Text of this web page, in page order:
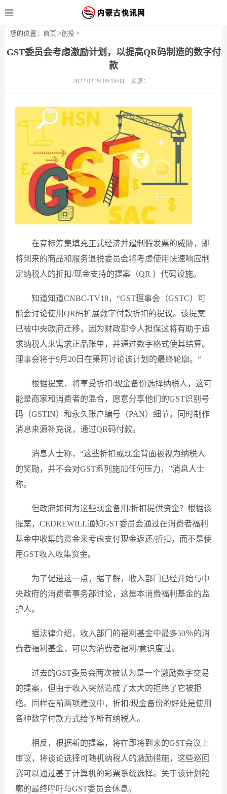
您的位置： 首页 >创投 >
GST委员会考虑激励计划，以提高QR码制造的数字付
款
2022-02-26 09:19:08 来源：
在竞标筹集填充正式经济并遏制假发票的威胁，即
将到来的商品和服务退税委员会将考虑使用快速响应制
定纳税人的折扣/现金支持的提案（QR ）代码设施。
知道知道CNBC-TV18，“GST理事会（GSTC）可
能会讨论使用QR码扩展数字付款折扣的提议。该提案
已被中央政府迁移，因为财政部令人担保这将有助于追
求纳税人来需求正品账单，并通过数字格式使其结算。
理事会将于9月20日在果阿讨论该计划的最终轮廓。“
根据提案，将享受折扣/现金备份选择纳税人，这可
能是商家和消费者的混合，愿意分享他们的GST识别号
码（GSTIN）和永久账户编号（PAN）细节，同时制作
消息来源补充说，通过QR码付款。
消息人士称，“这些折扣或现金背面被视为纳税人
的奖励，并不会对GST系列施加任何压力，”消息人士
称。
但政府如何为这些现金备用/折扣提供资金？根据该
提案，CEDREWILL通知GST委员会通过在消费者福利
基金中收集的资金来考虑支付现金返还/折扣，而不是使
用GST收入收集资金。
为了促进这一点，据了解，收入部门已经开始与中
央政府的消费者事务部讨论，这是本消费福利基金的监
护人。
据法律介绍，收入部门的福利基金中最多50％的消
费者福利基金，可以为消费者福利/意识度过。
过去的GST委员会两次被认为是一个激励数字交易
的提案，但由于收入突然造成了太大的拒绝了它被拒
绝。同样在前两项建议中，折扣/现金备份的好处是使用
各种数字付款方式给予所有纳税人。
相反，根据新的提案，将在即将到来的GST会议上
审议，将谈论选择可随机纳税人的激励措施，这些巡回
赛可以通过基于计算机的彩票系统选择。关于该计划轮
廓的最终呼吁与GST委员会休息。